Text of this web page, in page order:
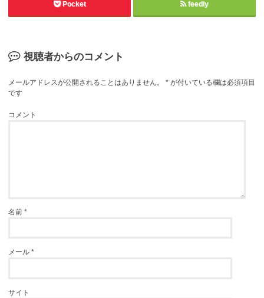
Pocket feedly
視聴者からのコメント
メールアドレスが公開されることはありません。 * が付いている欄は必須項目
です
コメント
名前*
メール*
サイト